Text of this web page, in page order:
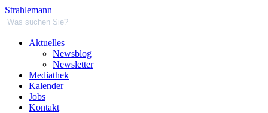
Strahlemann
Aktuelles
Newsblog
Newsletter
Mediathek
Kalender
Jobs
Kontakt